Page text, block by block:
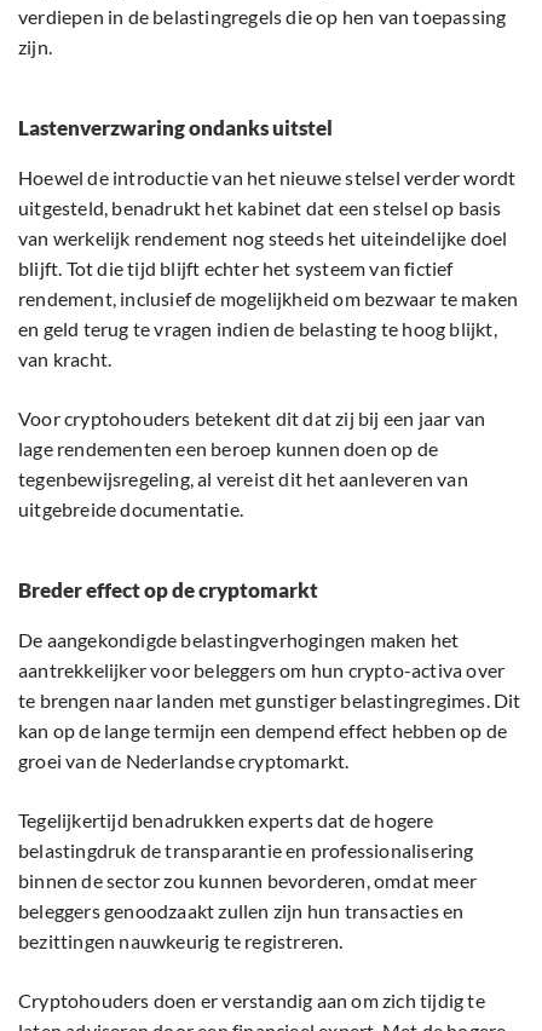
verdiepen in de belastingregels die op hen van toepassing
zijn.
Lastenverzwaring ondanks uitstel
Hoewel de introductie van het nieuwe stelsel verder wordt
uitgesteld, benadrukt het kabinet dat een stelsel op basis
van werkelijk rendement nog steeds het uiteindelijke doel
blijft. Tot die tijd blijft echter het systeem van fictief
rendement, inclusief de mogelijkheid om bezwaar te maken
en geld terug te vragen indien de belasting te hoog blijkt,
van kracht.
Voor cryptohouders betekent dit dat zij bij een jaar van
lage rendementen een beroep kunnen doen op de
tegenbewijsregeling, al vereist dit het aanleveren van
uitgebreide documentatie.
Breder effect op de cryptomarkt
De aangekondigde belastingverhogingen maken het
aantrekkelijker voor beleggers om hun crypto-activa over
te brengen naar landen met gunstiger belastingregimes. Dit
kan op de lange termijn een dempend effect hebben op de
groei van de Nederlandse cryptomarkt.
Tegelijkertijd benadrukken experts dat de hogere
belastingdruk de transparantie en professionalisering
binnen de sector zou kunnen bevorderen, omdat meer
beleggers genoodzaakt zullen zijn hun transacties en
bezittingen nauwkeurig te registreren.
Cryptohouders doen er verstandig aan om zich tijdig te